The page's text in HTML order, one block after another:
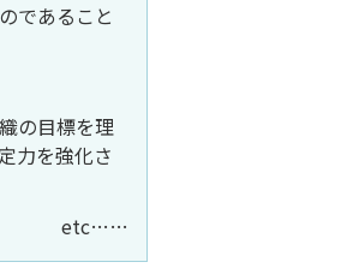
であること
の目標を理
力を強化さ
etc……